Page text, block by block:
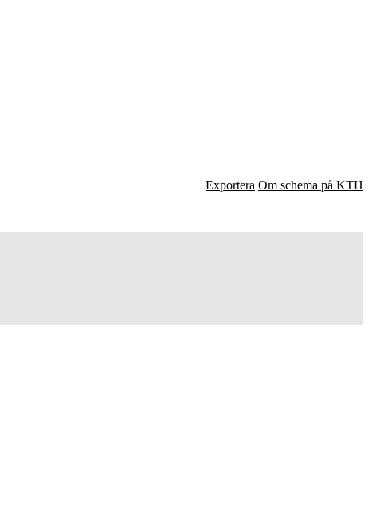
Exportera Om schema på KTH